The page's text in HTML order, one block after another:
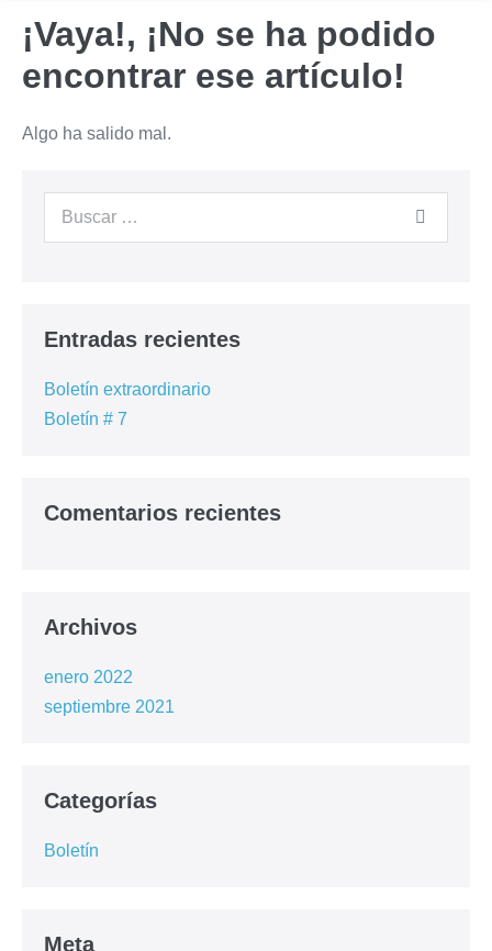
¡Vaya!, ¡No se ha podido
encontrar ese artículo!
Algo ha salido mal.
Entradas recientes
Boletín extraordinario
Boletín # 7
Comentarios recientes
Archivos
enero 2022
septiembre 2021
Categorías
Boletín
Meta